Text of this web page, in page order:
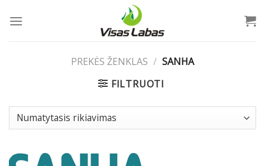
PREKĖS ŽENKLAS / SANHA
FILTRUOTI